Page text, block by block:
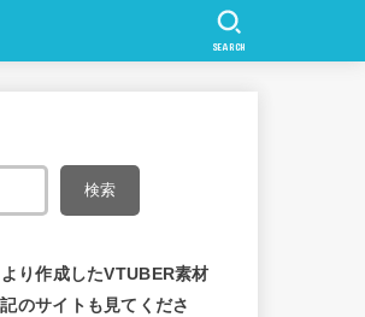
SEARCH
検索
り作成したVTUBER素材
のサイトも見てくださ